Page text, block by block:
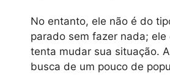
No entanto, ele não é do
parado sem fazer nada; ele
tenta mudar sua situação.
busca de um pouco de